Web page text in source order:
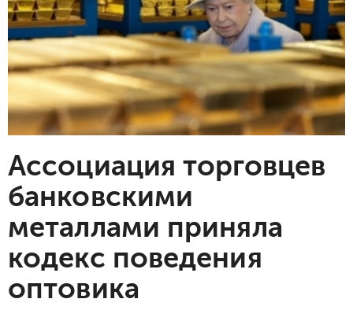
Ассоциация торговцев
банковскими
металлами приняла
кодекс поведения
оптовика